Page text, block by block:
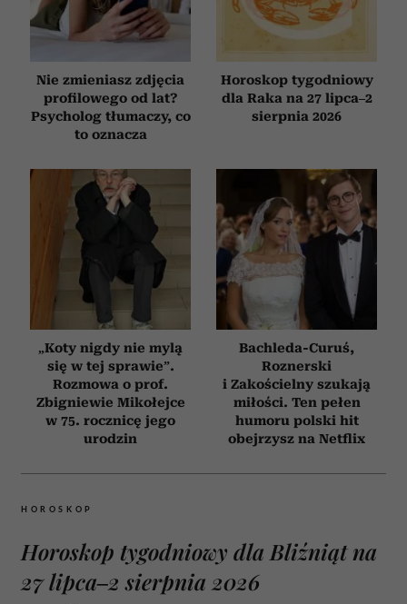
społecznościowym, reklamowym i analitycznym.
Partnerzy mogą połączyć te informacje z innymi danymi
otrzymanymi od Ciebie lub uzyskanymi podczas
Nie zmieniasz zdjęcia
profilowego od lat?
Psycholog tłumaczy, co
to oznacza
Horoskop tygodniowy
dla Raka na 27 lipca–2
sierpnia 2026
„Koty nigdy nie mylą
się w tej sprawie”.
Rozmowa o prof.
Zbigniewie Mikołejce
w 75. rocznicę jego
urodzin
Bachleda-Curuś,
Roznerski
i Zakościelny szukają
miłości. Ten pełen
humoru polski hit
obejrzysz na Netflix
HOROSKOP
Horoskop tygodniowy dla Bliźniąt na
27 lipca–2 sierpnia 2026